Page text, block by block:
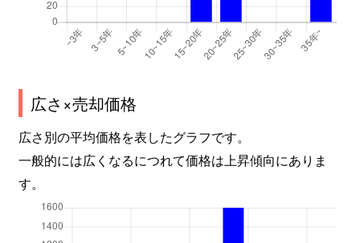
広さ×売却価格
広さ別の平均価格を表したグラフです。
一般的には広くなるにつれて価格は上昇傾向にありま
す。